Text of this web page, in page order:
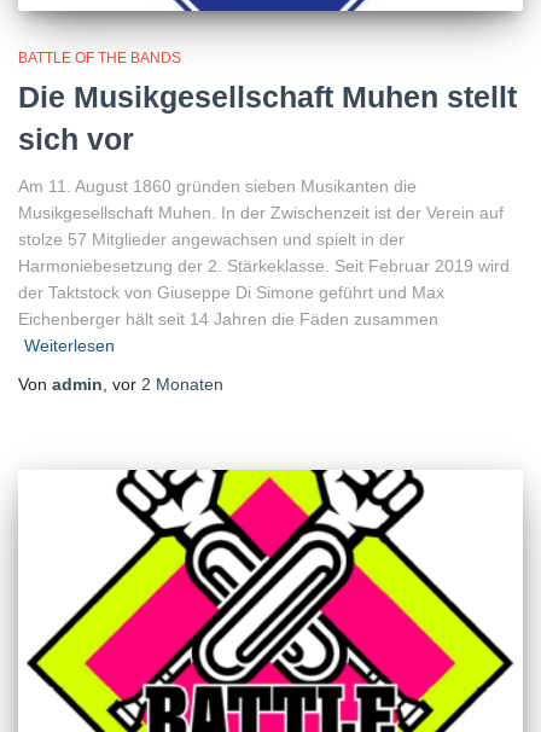
BATTLE OF THE BANDS
Die Musikgesellschaft Muhen stellt
sich vor
Am 11. August 1860 gründen sieben Musikanten die
Musikgesellschaft Muhen. In der Zwischenzeit ist der Verein auf
stolze 57 Mitglieder angewachsen und spielt in der
Harmoniebesetzung der 2. Stärkeklasse. Seit Februar 2019 wird
der Taktstock von Giuseppe Di Simone geführt und Max
Eichenberger hält seit 14 Jahren die Fäden zusammen
Weiterlesen
Von admin , vor 2 Monaten